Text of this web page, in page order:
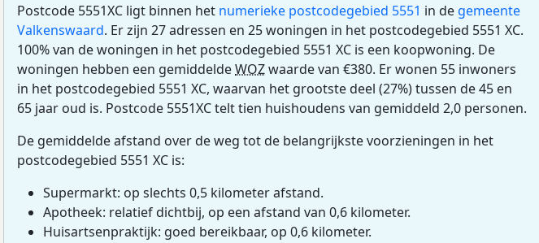
Postcode 5551XC ligt binnen het numerieke postcodegebied 5551 in de gemeente
Valkenswaard. Er zijn 27 adressen en 25 woningen in het postcodegebied 5551 XC.
100% van de woningen in het postcodegebied 5551 XC is een koopwoning. De
woningen hebben een gemiddeldeWOZwaarde van €380. Er wonen 55 inwoners
in het postcodegebied 5551 XC, waarvan het grootste deel (27%) tussen de 45 en
65 jaar oud is. Postcode 5551XC telt tien huishoudens van gemiddeld 2,0 personen.
De gemiddelde afstand over de weg tot de belangrijkste voorzieningen in het
postcodegebied 5551 XC is:
Supermarkt: op slechts 0,5 kilometer afstand.
Apotheek: relatief dichtbij, op een afstand van 0,6 kilometer.
Huisartsenpraktijk: goed bereikbaar, op 0,6 kilometer.